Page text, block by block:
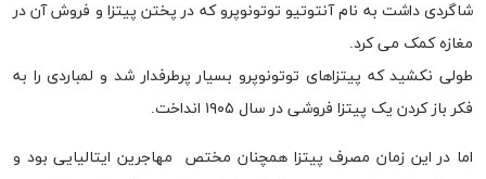
شاگردی داشت به نام آنتوتیو توتونوپرو که در پختن پیتزا و فروش آن در
مغازه کمک می کرد.
طولی نکشید که پیتزاهای توتونوپرو بسیار پرطرفدار شد و لمباردی را به
فکر باز کردن یک پیتزا فروشی در سال ۱۹۰۵ انداخت.
اما در این زمان مصرف پیتزا همچنان مختص مهاجرین ایتالیایی بود و